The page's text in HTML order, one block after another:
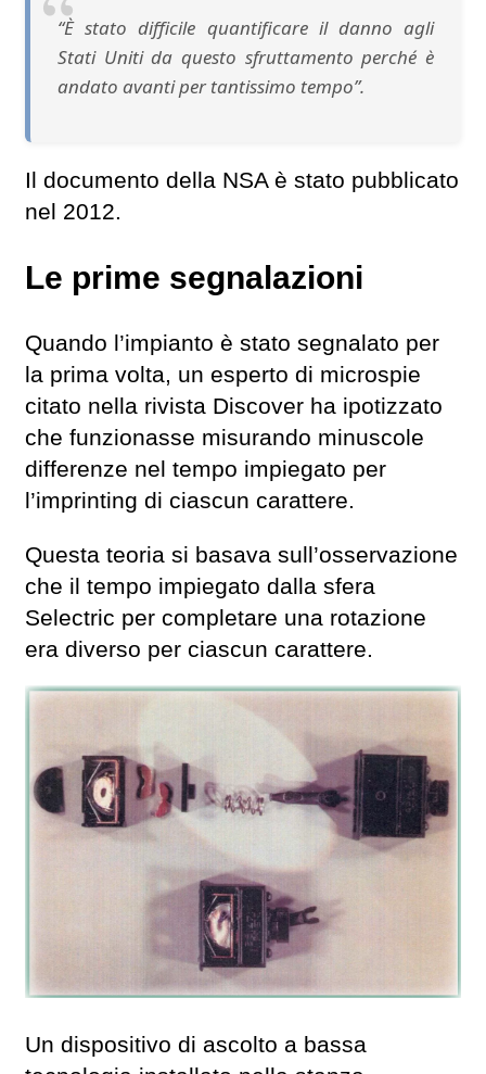
“È stato difficile quantificare il danno agli
Stati Uniti da questo sfruttamento perché è
andato avanti per tantissimo tempo”.
Il documento della NSA è stato pubblicato
nel 2012.
Le prime segnalazioni
Quando l’impianto è stato segnalato per
la prima volta, un esperto di microspie
citato nella rivista Discover ha ipotizzato
che funzionasse misurando minuscole
differenze nel tempo impiegato per
l’imprinting di ciascun carattere.
Questa teoria si basava sull’osservazione
che il tempo impiegato dalla sfera
Selectric per completare una rotazione
era diverso per ciascun carattere.
Un dispositivo di ascolto a bassa